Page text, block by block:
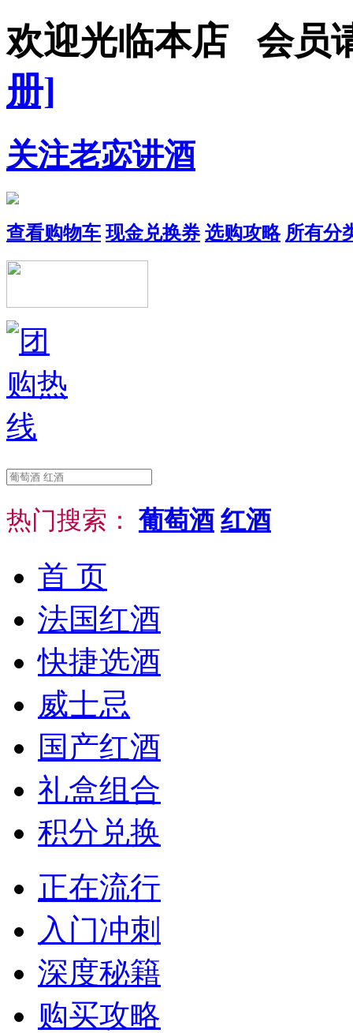
欢迎光临本店 会
册]
关注老宓讲酒
查看购物车 现金兑换券 选购攻略 所有分
热门搜索： 葡萄酒 红酒
首 页
法国红酒
快捷选酒
威士忌
国产红酒
礼盒组合
积分兑换
正在流行
入门冲刺
深度秘籍
购买攻略